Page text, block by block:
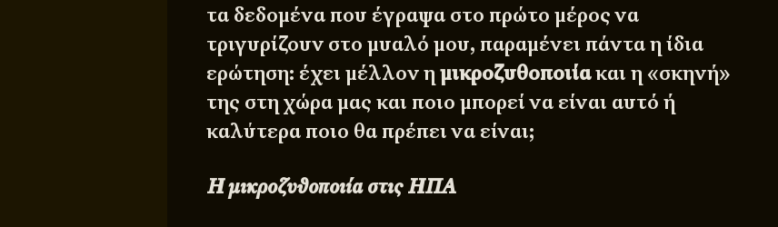
τα δεδομένα που έγραψα στο πρώτο μέρος να
τριγυρίζουν στο μυαλό μου, παραμένει πάντα η ίδια
ερώτηση: έχει μέλλον ημικροζυθοποιίακαι η «σκηνή»
της στη χώρα μας και ποιο μπορεί να είναι αυτό ή
καλύτερα ποιο θα πρέπει να είναι;
Η μικροζυθοποιία στις ΗΠΑ